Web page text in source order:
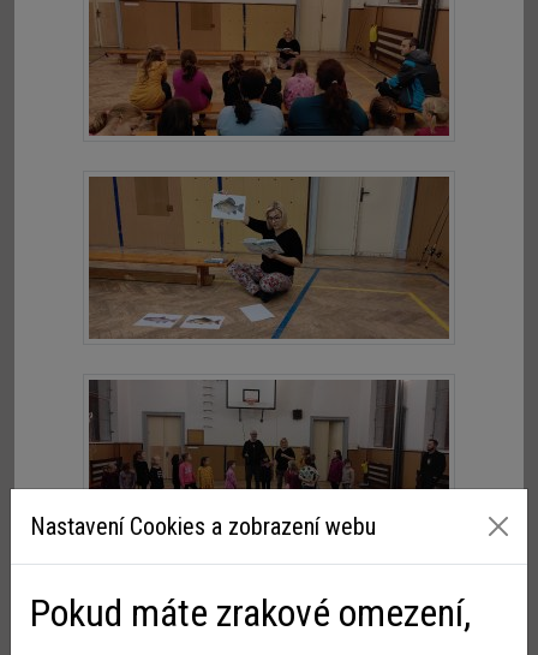
Nastavení Cookies a zobrazení webu
Pokud máte zrakové omezení,